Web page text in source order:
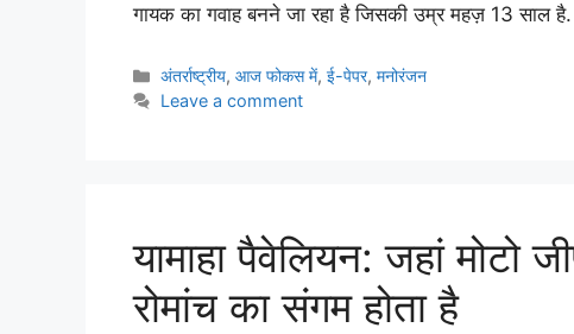
गायक का गवाह बनने जा रहा है जिसकी उम्र महज़ 13 साल
अंतर्राष्ट्रीय,आज फोकस में,ई-पेपर,मनोरंजन
Leave a comment
यामाहा पैवेलियन: जहां मोटो
रोमांच का संगम होता है